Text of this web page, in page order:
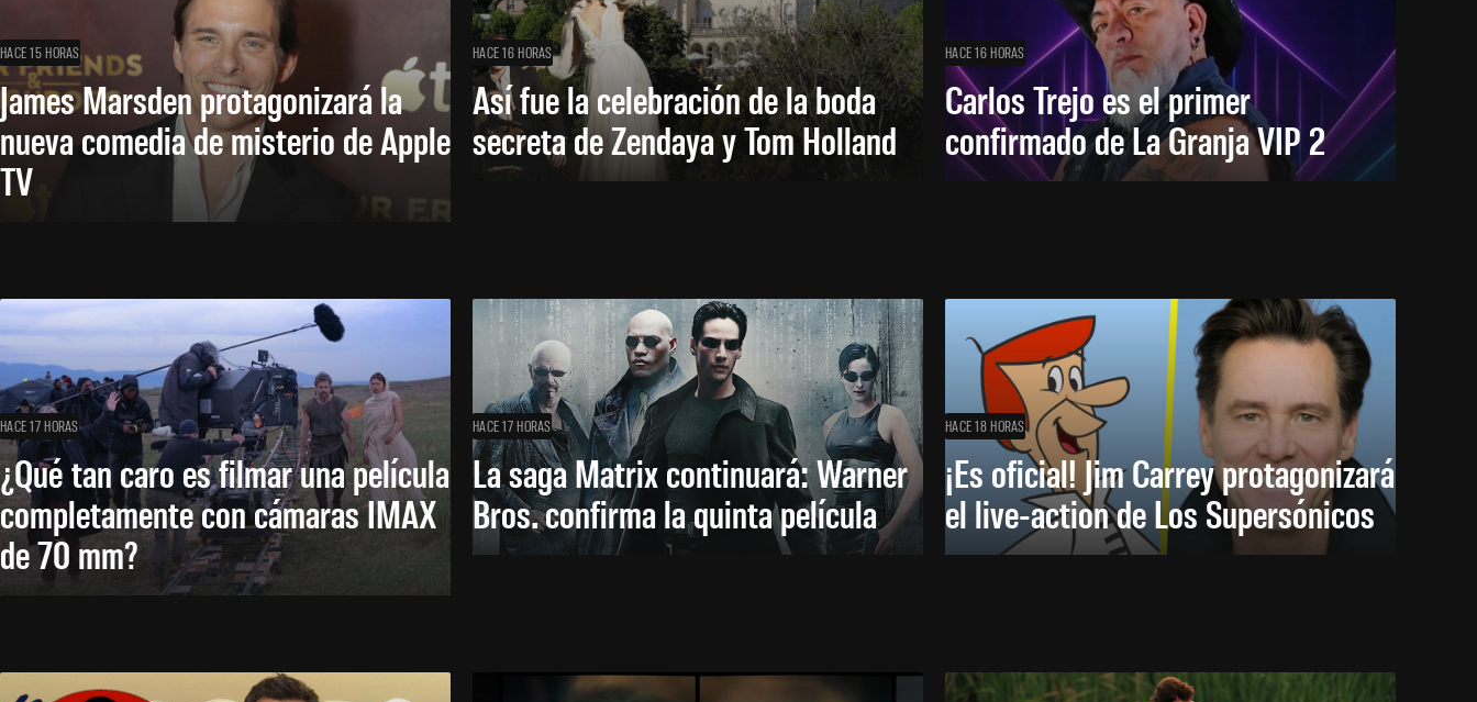
HACE 15 HORAS
James Marsden protagonizará la
nueva comedia de misterio de Apple
TV
HACE 16 HORAS
Así fue la celebración de la boda
secreta de Zendaya y Tom Holland
HACE 16 HORAS
Carlos Trejo es el primer
confirmado de La Granja VIP 2
HACE 17 HORAS
¿Qué tan caro es filmar una película
completamente con cámaras IMAX
de 70 mm?
HACE 17 HORAS
La saga Matrix continuará: Warner
Bros. confirma la quinta película
HACE 18 HORAS
¡Es oficial! Jim Carrey protagonizará
el live-action de Los Supersónicos